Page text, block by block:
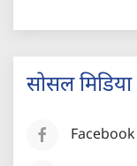
सोसल मिडिया
Facebook